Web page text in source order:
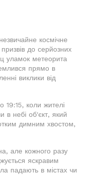
космічне
до серйозних
уламок метеорита
прямо в
виклики від
19:15, коли жителі
в небі об'єкт, який
димним хвостом,
але кожного разу
яскравим
падають в містах чи